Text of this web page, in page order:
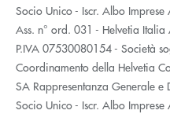
Socio Unico - Iscr. Albo
Ass. n° ord. 031 - Helvetia
P.IVA 07530080154 - Società
Coordinamento della Helvetia
SA Rappresentanza Generale
Socio Unico - Iscr. Albo